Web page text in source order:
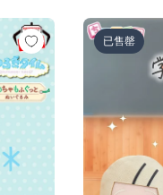
っと くつろぎタイム
学園アイド
已售罄